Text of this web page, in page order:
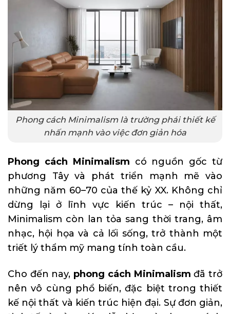
Phong cách Minimalism là trường phái thiết kế
nhấn mạnh vào việc đơn giản hóa
Phong cách Minimalism có nguồn gốc từ
phương Tây và phát triển mạnh mẽ vào
những năm 60–70 của thế kỷ XX. Không chỉ
dừng lại ở lĩnh vực kiến trúc – nội thất,
Minimalism còn lan tỏa sang thời trang, âm
nhạc, hội họa và cả lối sống, trở thành một
triết lý thẩm mỹ mang tính toàn cầu.
Cho đến nay, phong cách Minimalism đã trở
nên vô cùng phổ biến, đặc biệt trong thiết
kế nội thất và kiến trúc hiện đại. Sự đơn giản,